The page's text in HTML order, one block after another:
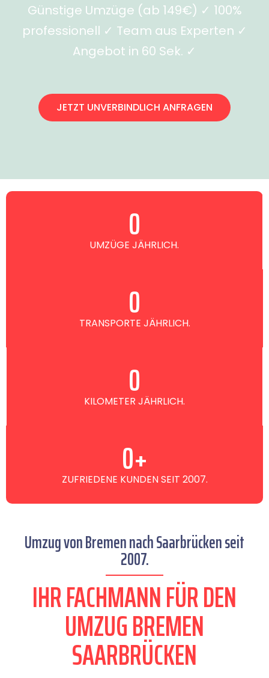
Günstige Umzüge (ab 149€) ✓ 100%
professionell ✓ Team aus Experten ✓
Angebot in 60 Sek. ✓
JETZT UNVERBINDLICH ANFRAGEN
UMZÜGE JÄHRLICH.
0
TRANSPORTE JÄHRLICH.
0
KILOMETER JÄHRLICH.
0
ZUFRIEDENE KUNDEN SEIT 2007.
0+
Umzug von Bremen nach Saarbrücken seit
2007.
IHR FACHMANN FÜR DEN
UMZUG BREMEN
SAARBRÜCKEN